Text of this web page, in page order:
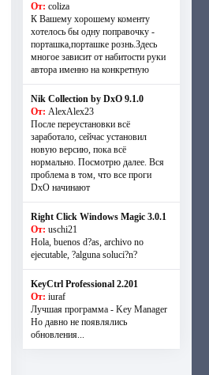
От: coliza
К Вашему хорошему коменту
хотелось бы одну поправочку -
порташка,порташке рознь.Здесь
многое зависит от набитости руки
автора именно на конкретную
Nik Collection by DxO 9.1.0
От: AlexAlex23
После переустановки всё
заработало, сейчас установил
новую версию, пока всё
нормально. Посмотрю далее. Вся
проблема в том, что все проги
DxO начинают
Right Click Windows Magic 3.0.1
От: uschi21
Hola, buenos d?as, archivo no
ejecutable, ?alguna soluci?n?
KeyCtrl Professional 2.201
От: iuraf
Лучшая программа - Key Manager
Но давно не появлялись
обновления...